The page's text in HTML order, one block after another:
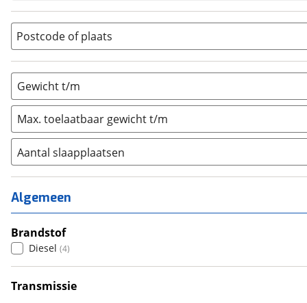
Vouwwagen (0)
Postcode of plaats
Gewicht t/m
Max. toelaatbaar gewicht t/m
Aantal slaapplaatsen
1 (0)
2 (0)
3 (1)
4 (3)
5 (0)
6+ (0)
Algemeen
Brandstof
Diesel (4)
Transmissie